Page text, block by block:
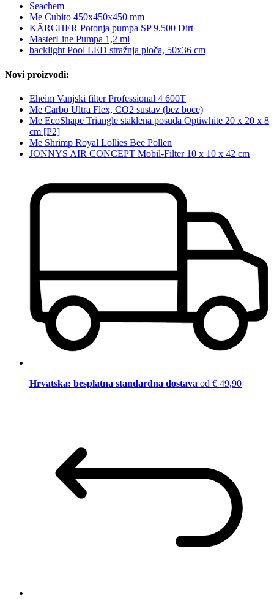
Seachem
Me Cubito 450x450x450 mm
KÄRCHER Potonja pumpa SP 9.500 Dirt
MasterLine Pumpa 1,2 ml
backlight Pool LED stražnja ploča, 50x36 cm
Novi proizvodi:
Eheim Vanjski filter Professional 4 600T
Me Carbo Ultra Flex, CO2 sustav (bez boce)
Me EcoShape Triangle staklena posuda Optiwhite 20 x 20 x 8
cm [P2]
Me Shrimp Royal Lollies Bee Pollen
JONNYS AIR CONCEPT Mobil-Filter 10 x 10 x 42 cm
Hrvatska: besplatna standardna dostava od € 49,90